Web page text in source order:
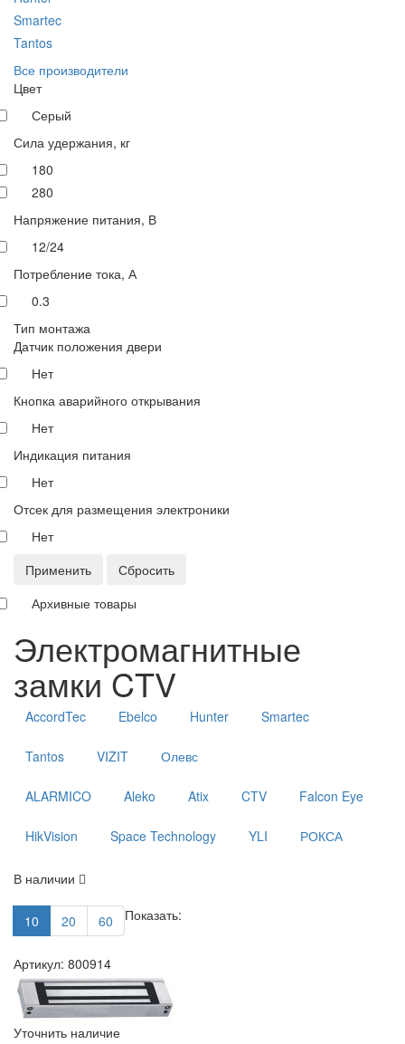
Smartec
Tantos
Все производители
Цвет
Серый
Сила удержания, кг
180
280
Напряжение питания, В
12/24
Потребление тока, А
0.3
Тип монтажа
Датчик положения двери
Нет
Кнопка аварийного открывания
Нет
Индикация питания
Нет
Отсек для размещения электроники
Нет
Применить
Сбросить
Архивные товары
Электромагнитные
замки CTV
AccordTec Ebelco Hunter Smartec
Tantos VIZIT Олевс
ALARMICO Aleko Atix CTV Falcon Eye
HikVision Space Technology YLI РОКСА
В наличии
Показать:
10 20 60
Артикул: 800914
Уточнить наличие